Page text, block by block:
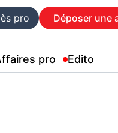
pro Déposer une
pro Edito